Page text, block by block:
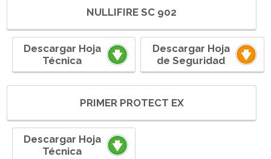
NULLIFIRE SC 902
Descargar Hoja
Técnica
Descargar Hoja
de Seguridad
PRIMER PROTECT EX
Descargar Hoja
Técnica